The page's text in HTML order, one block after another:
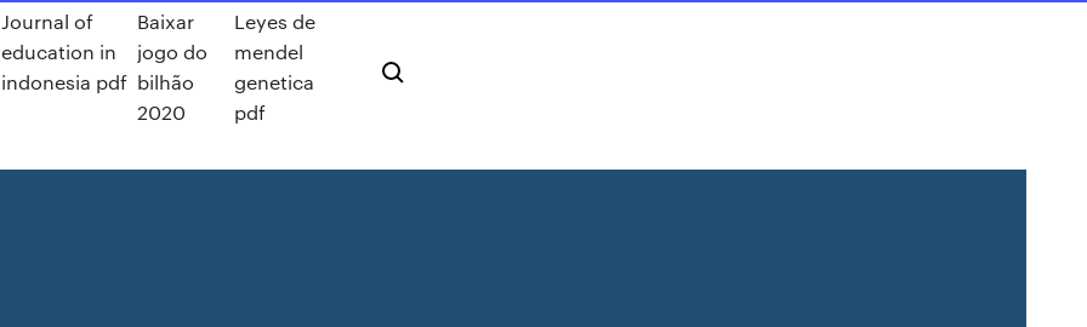
Journal of
education in
indonesia pdf
Baixar
jogo do
bilhão
2020
Leyes de
mendel
genetica
pdf